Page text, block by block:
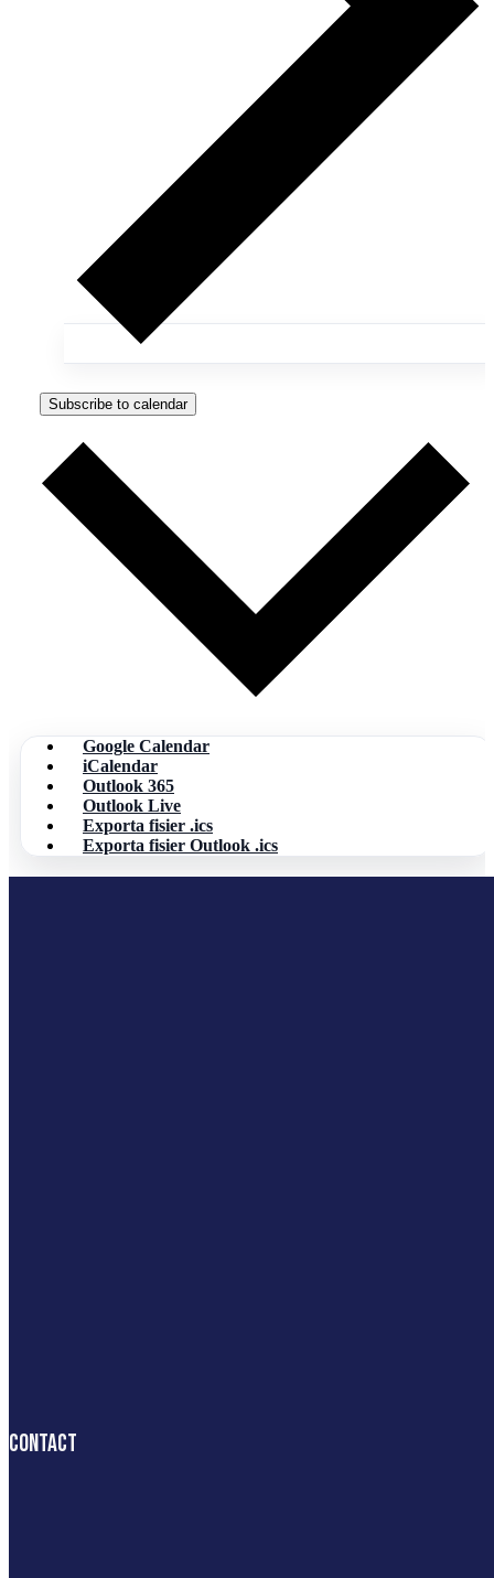
Subscribe to calendar
Google Calendar
iCalendar
Outlook 365
Outlook Live
Exporta fisier .ics
Exporta fisier Outlook .ics
Contact